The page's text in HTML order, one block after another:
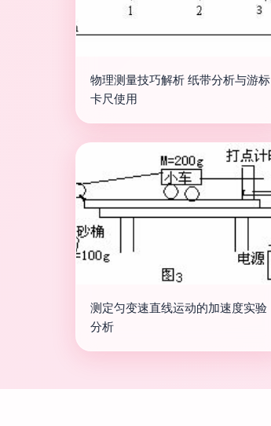
物理测量技巧解析 纸带分析与游标
卡尺使用
测定匀变速直线运动的加速度实验
分析